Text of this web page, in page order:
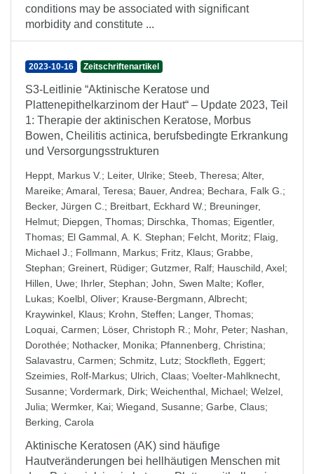
conditions may be associated with significant
morbidity and constitute ...
2023-10-16 Zeitschriftenartikel
S3-Leitlinie “Aktinische Keratose und
Plattenepithelkarzinom der Haut“ – Update 2023, Teil
1: Therapie der aktinischen Keratose, Morbus
Bowen, Cheilitis actinica, berufsbedingte Erkrankung
und Versorgungsstrukturen
Heppt, Markus V. ; Leiter, Ulrike; Steeb, Theresa; Alter,
Mareike; Amaral, Teresa; Bauer, Andrea; Bechara, Falk G. ;
Becker, Jürgen C. ; Breitbart, Eckhard W. ; Breuninger,
Helmut; Diepgen, Thomas; Dirschka, Thomas; Eigentler,
Thomas; El Gammal, A. K. Stephan; Felcht, Moritz; Flaig,
Michael J. ; Follmann, Markus; Fritz, Klaus; Grabbe,
Stephan; Greinert, Rüdiger; Gutzmer, Ralf; Hauschild, Axel;
Hillen, Uwe; Ihrler, Stephan; John, Swen Malte; Kofler,
Lukas; Koelbl, Oliver; Krause-Bergmann, Albrecht;
Kraywinkel, Klaus; Krohn, Steffen; Langer, Thomas;
Loquai, Carmen; Löser, Christoph R. ; Mohr, Peter; Nashan,
Dorothée; Nothacker, Monika; Pfannenberg, Christina;
Salavastru, Carmen; Schmitz, Lutz; Stockfleth, Eggert;
Szeimies, Rolf-Markus; Ulrich, Claas; Voelter-Mahlknecht,
Susanne; Vordermark, Dirk; Weichenthal, Michael; Welzel,
Julia; Wermker, Kai; Wiegand, Susanne; Garbe, Claus;
Berking, Carola
Aktinische Keratosen (AK) sind häufige
Hautveränderungen bei hellhäutigen Menschen mit